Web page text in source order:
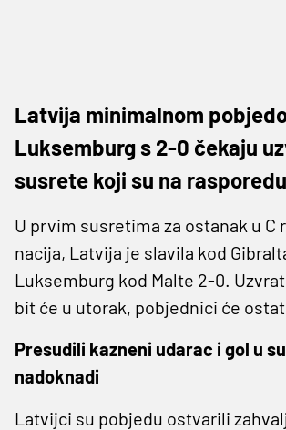
Latvija minimalnom
Luksemburg s 2-0 čekaju
susrete koji su na
U prvim susretima za ostanak u C
nacija, Latvija je slavila kod
Luksemburg kod Malte 2-0.
bit će u utorak, pobjednici će
Presudili kazneni udarac i gol u
nadoknadi
Latvijci su pobjedu ostvarili